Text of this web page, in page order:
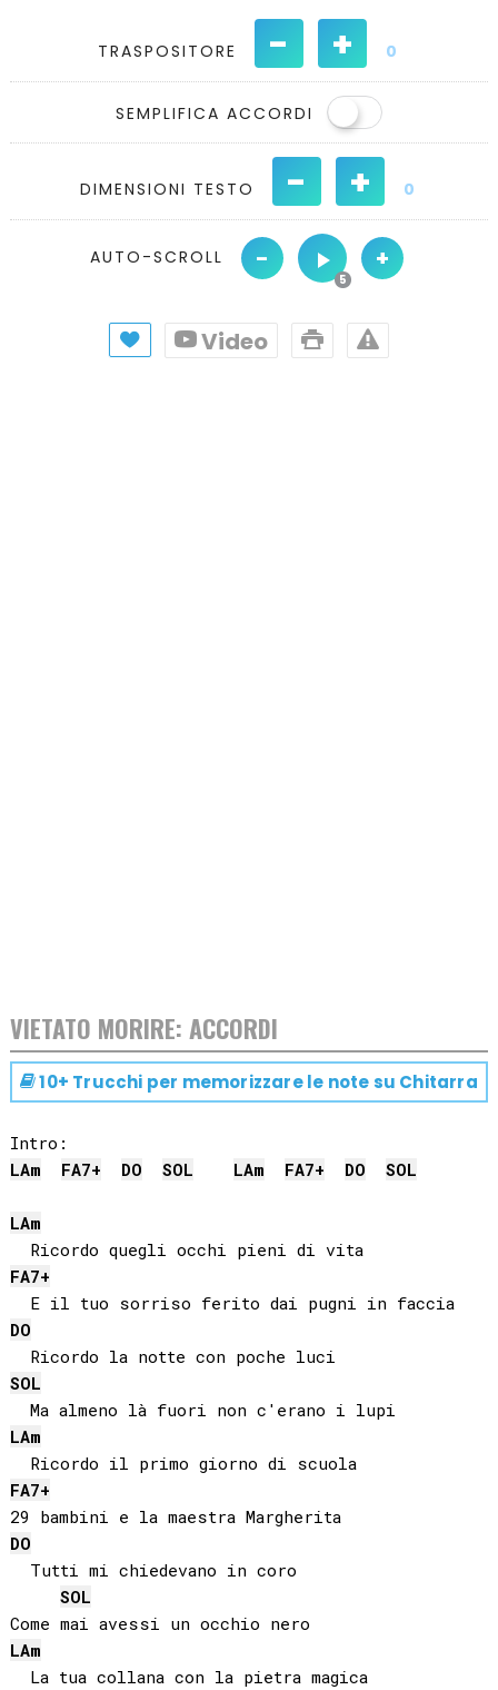
TRASPOSITORE - + 0
SEMPLIFICA ACCORDI
DIMENSIONI TESTO - + 0
AUTO-SCROLL - +
Video
VIETATO MORIRE: ACCORDI
10+ Trucchi per memorizzare le note su Chitarra
LAm FA7+ DO SOL LAm FA7+ DO SOL
LAm
  Ricordo quegli occhi pieni di vita
FA7+
  E il tuo sorriso ferito dai pugni in faccia
DO
SOL
LAm
  Ricordo il primo giorno di scuola
FA7+
29 bambini e la maestra Margherita
DO
  Tutti mi chiedevano in coro
SOL
LAm
  La tua collana con la pietra magica